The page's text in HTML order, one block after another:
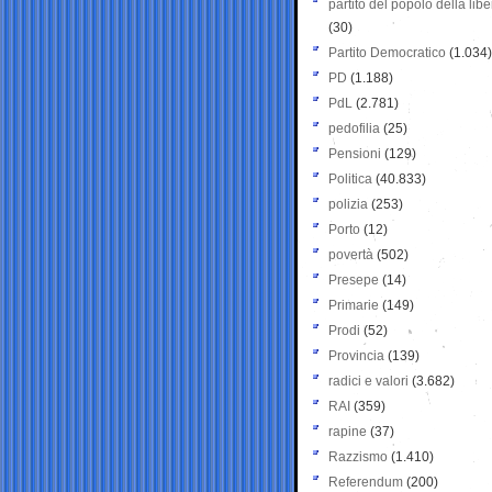
partito del popolo della
(30)
Partito Democratico (1.034)
PD (1.188)
PdL (2.781)
pedofilia (25)
Pensioni (129)
Politica (40.833)
polizia (253)
Porto (12)
povertà (502)
Presepe (14)
Primarie (149)
Prodi (52)
Provincia (139)
radici e valori (3.682)
RAI (359)
rapine (37)
Razzismo (1.410)
Referendum (200)